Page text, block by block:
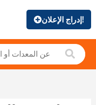
إدراج الإعلان!